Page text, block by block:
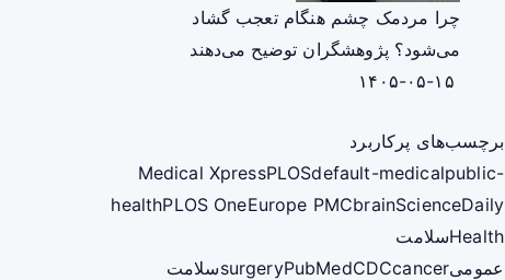
چرا مردمک چشم هنگام تعجب گشاد
می‌شود؟ پژوهشگران توضیح می‌دهند
برچسب‌های پرکاربرد
Medical XpressPLOSdefault-medicalpublic-
healthPLOS OneEurope PMCbrainScienceDaily
Healthسلامت
عمومی
surgeryPubMedCDCcancer
سلامت